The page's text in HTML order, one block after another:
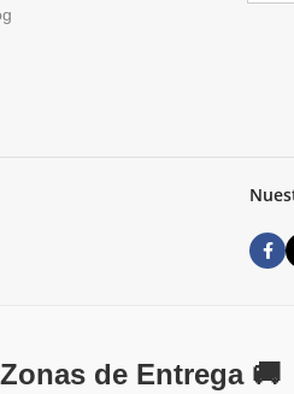
de Entrega 🚚